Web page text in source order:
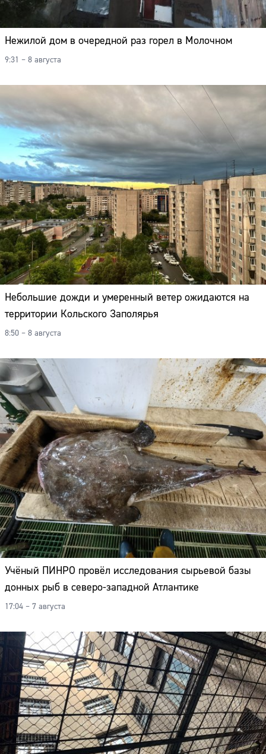
Нежилой дом в очередной раз горел в Молочном
9:31 – 8 августа
Небольшие дожди и умеренный ветер ожидаются на
территории Кольского Заполярья
8:50 – 8 августа
Учёный ПИНРО провёл исследования сырьевой базы
донных рыб в северо-западной Атлантике
17:04 – 7 августа
Сайт: